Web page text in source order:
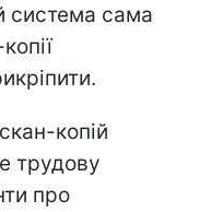
система сама
копій
трудову
про